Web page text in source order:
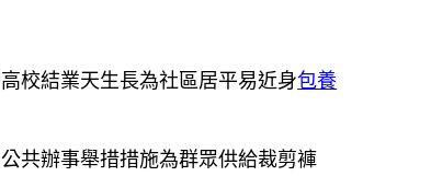
校結業天生長為社區居平易近身包養
共辦事舉措措施為群眾供給裁剪褲